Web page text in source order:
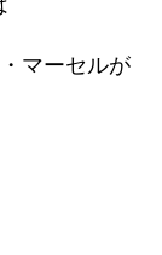
マーセルが